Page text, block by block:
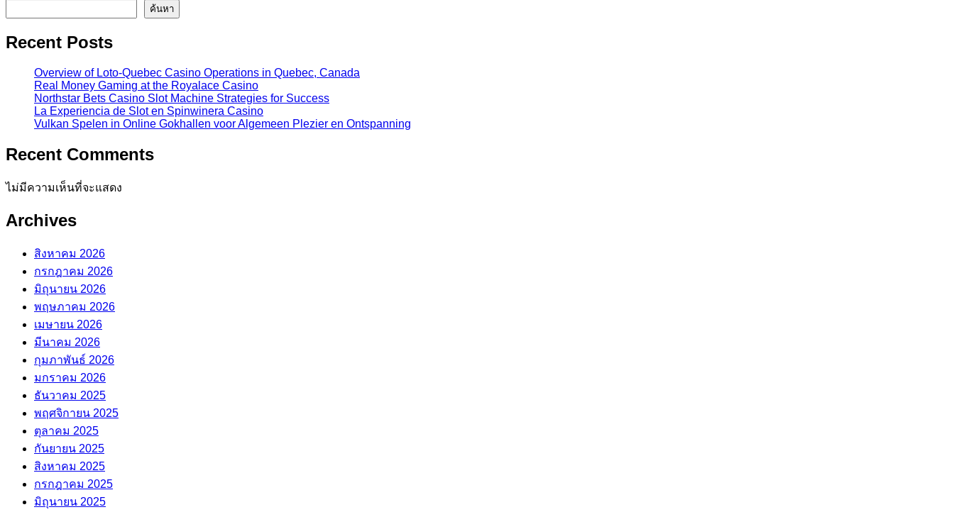
ค้นหา
Recent Posts
Overview of Loto-Quebec Casino Operations in Quebec, Canada
Real Money Gaming at the Royalace Casino
Northstar Bets Casino Slot Machine Strategies for Success
La Experiencia de Slot en Spinwinera Casino
Vulkan Spelen in Online Gokhallen voor Algemeen Plezier en Ontspanning
Recent Comments
ไม่มีความเห็นที่จะแสดง
Archives
สิงหาคม 2026
กรกฎาคม 2026
มิถุนายน 2026
พฤษภาคม 2026
เมษายน 2026
มีนาคม 2026
กุมภาพันธ์ 2026
มกราคม 2026
ธันวาคม 2025
พฤศจิกายน 2025
ตุลาคม 2025
กันยายน 2025
สิงหาคม 2025
กรกฎาคม 2025
มิถุนายน 2025